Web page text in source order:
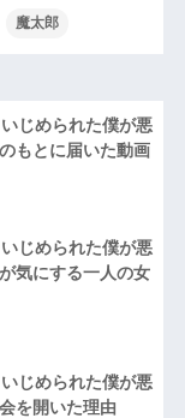
魔太郎
じめられた僕が悪
もとに届いた動画
じめられた僕が悪
気にする一人の女
じめられた僕が悪
を開いた理由